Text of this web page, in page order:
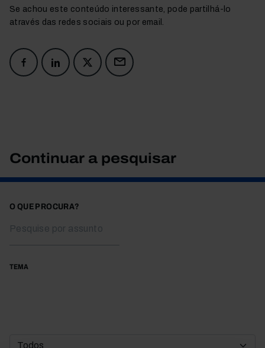
Se achou este conteúdo interessante, pode partilhá-lo
através das redes sociais ou por email.
Continuar a pesquisar
O QUE PROCURA?
TEMA